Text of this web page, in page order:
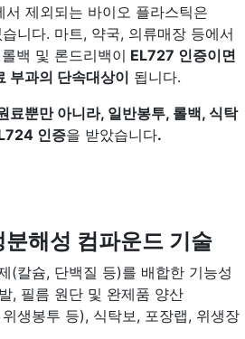
서 제외되는 바이오 플라스틱은
니다. 마트, 약국, 의류매장 등에서
백 및 론드리백이 EL727 인증이면
부과의 단속대상이 됩니다.
료뿐만 아니라, 일반봉투, 롤백, 식탁
인증을 받았습니다.
분해성 컴파운드 기술
(칼슘, 단백질 등)를 배합한 기능성
, 필름 원단 및 완제품 양산
생봉투 등), 식탁보, 포장랩, 위생장